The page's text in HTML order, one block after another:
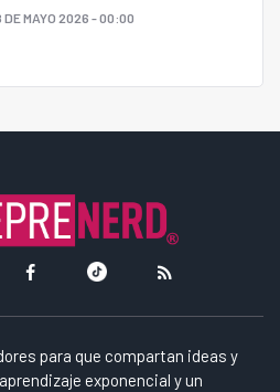
DE MAYO 2026 - 00:00
para que compartan ideas y
exponencial y un